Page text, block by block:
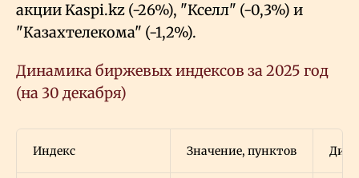
акции Kaspi.kz (-26%), "Кселл" (-0,3%) и
"Казахтелекома" (-1,2%).
Динамика биржевых индексов за 2025 год
(на 30 декабря)
Индекс Значение, пунктов